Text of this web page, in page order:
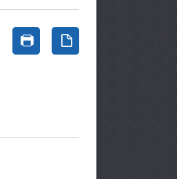
Drukuj zawartość
Zapisz tekst